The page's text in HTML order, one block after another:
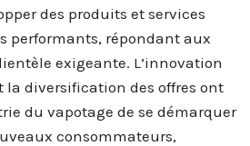
des produits et services
performants, répondant aux
exigeante. L’innovation
la diversification des offres ont
du vapotage de se démarquer
consommateurs,